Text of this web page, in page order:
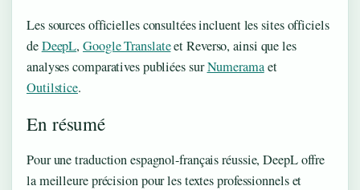
Les sources officielles consultées incluent les sites officiels
deDeepL,Google Translateet Reverso, ainsi que les
analyses comparatives publiées surNumeramaet
Outilstice.
En résumé
Pour une traduction espagnol-français réussie, DeepL offre
la meilleure précision pour les textes professionnels et